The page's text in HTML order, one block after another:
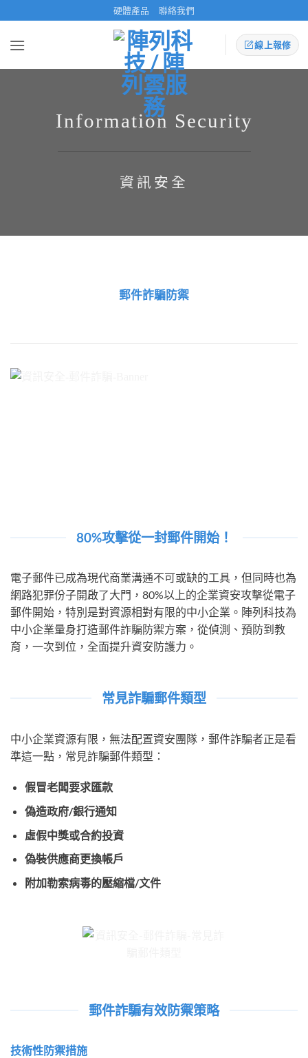
to
content
硬體產品 聯絡我們
線上報修
Information Security
資訊安全
郵件詐騙防禦
80%攻擊從一封郵件開始！
電子郵件已成為現代商業溝通不可或缺的工具，但同時也為
網路犯罪份子開啟了大門，80%以上的企業資安攻擊從電子
郵件開始，特別是對資源相對有限的中小企業。陣列科技為
中小企業量身打造郵件詐騙防禦方案，從偵測、預防到教
育，一次到位，全面提升資安防護力。
常見詐騙郵件類型
中小企業資源有限，無法配置資安團隊，郵件詐騙者正是看
準這一點，常見詐騙郵件類型：
假冒老闆要求匯款
偽造政府/銀行通知
虛假中獎或合約投資
偽裝供應商更換帳戶
附加勒索病毒的壓縮檔/文件
郵件詐騙有效防禦策略
技術性防禦措施